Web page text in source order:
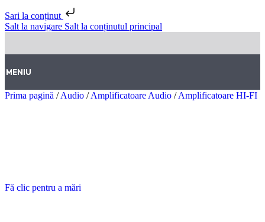
Sari la conținut
Salt la navigare Salt la conținutul principal
MENIU
Prima pagină / Audio / Amplificatoare Audio / Amplificatoare HI-FI
Fă clic pentru a mări